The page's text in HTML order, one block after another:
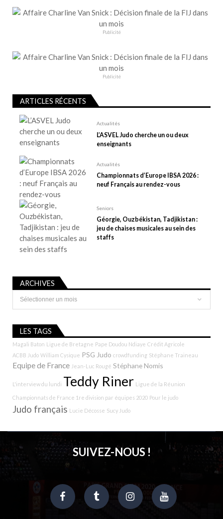
i
d
e
Publicité
Publicité
ARTICLES RÉCENTS
Actualités
L’ASVEL Judo cherche un ou deux
enseignants
Actualités
Championnats d’Europe IBSA 2026 :
neuf Français au rendez-vous
Seniors
Géorgie, Ouzbékistan, Tadjikistan :
jeu de chaises musicales au sein des
staffs
ARCHIVES
Archives
LES TAGS
Magali Baton Ligue de Bretagne Pape Doudou Ndiaye Crédit Agricole
ACBB Judo William Cysique PSG Judo crowdfunding Stéphane Traineau
Equipe de France Jean-Luc Rougé Stéphane Nomis
L'interview du lundi Teddy Riner Ligue de la Réunion
Championnats de France 1re division par équipes 2020 Pour le judo
Judo français Lucie Décosse Sucy Judo
SUIVEZ-NOUS !